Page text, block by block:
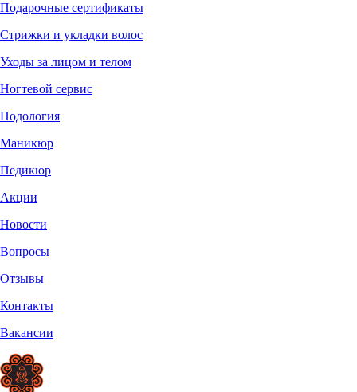
Подарочные сертификаты
Стрижки и укладки волос
Уходы за лицом и телом
Ногтевой сервис
Подология
Маникюр
Педикюр
Акции
Новости
Вопросы
Отзывы
Контакты
Вакансии